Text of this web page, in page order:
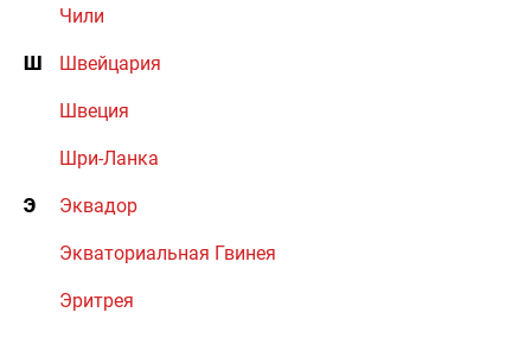
Чили
Ш Швейцария
Швеция
Шри-Ланка
Э Эквадор
Экваториальная Гвинея
Эритрея